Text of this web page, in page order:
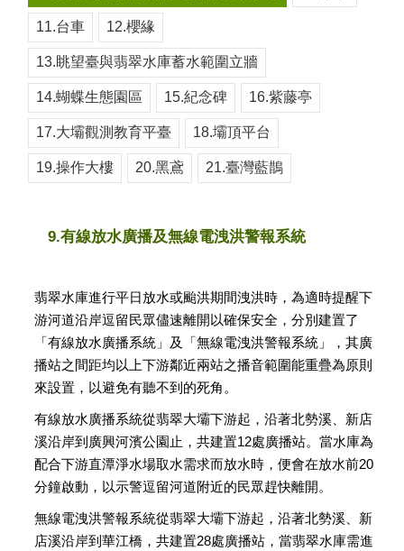
11.台車 12.櫻緣
13.眺望臺與翡翠水庫蓄水範圍立牆
14.蝴蝶生態園區 15.紀念碑 16.紫藤亭
17.大壩觀測教育平臺 18.壩頂平台
19.操作大樓 20.黑鳶 21.臺灣藍鵲
9.有線放水廣播及無線電洩洪警報系統
翡翠水庫進行平日放水或颱洪期間洩洪時，為適時提醒下
游河道沿岸逗留民眾儘速離開以確保安全，分別建置了
「有線放水廣播系統」及「無線電洩洪警報系統」，其廣
播站之間距均以上下游鄰近兩站之播音範圍能重疊為原則
來設置，以避免有聽不到的死角。
有線放水廣播系統從翡翠大壩下游起，沿著北勢溪、新店
溪沿岸到廣興河濱公園止，共建置12處廣播站。當水庫為
配合下游直潭淨水場取水需求而放水時，便會在放水前20
分鐘啟動，以示警逗留河道附近的民眾趕快離開。
無線電洩洪警報系統從翡翠大壩下游起，沿著北勢溪、新
店溪沿岸到華江橋，共建置28處廣播站，當翡翠水庫需進